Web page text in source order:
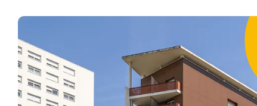
Yugo x VCARB : À l'avant-
nouvelle ère pour le
Yugo Le partenariat novateur de [nom de
VCARB alimente l'innovation, l'ambition et
inoubliables pour les étudiants.